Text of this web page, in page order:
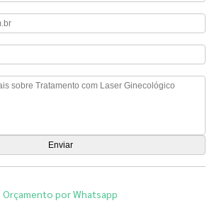
Orçamento por Whatsapp